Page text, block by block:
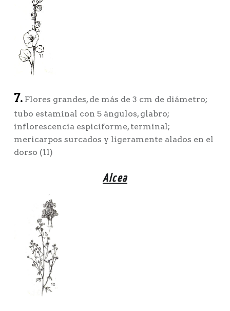
7.Flores grandes, de más de 3 cm de diámetro;
tubo estaminal con 5 ángulos, glabro;
inflorescencia espiciforme, terminal;
mericarpos surcados y ligeramente alados en el
dorso (11)
Alcea